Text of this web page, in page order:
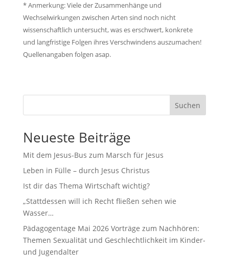
* Anmerkung: Viele der Zusammenhänge und
Wechselwirkungen zwischen Arten sind noch nicht
wissenschaftlich untersucht, was es erschwert, konkrete
und langfristige Folgen ihres Verschwindens auszumachen!
Quellenangaben folgen asap.
Suchen
Neueste Beiträge
Mit dem Jesus-Bus zum Marsch für Jesus
Leben in Fülle – durch Jesus Christus
Ist dir das Thema Wirtschaft wichtig?
„Stattdessen will ich Recht fließen sehen wie
Wasser…
Pädagogentage Mai 2026 Vorträge zum Nachhören:
Themen Sexualität und Geschlechtlichkeit im Kinder-
und Jugendalter